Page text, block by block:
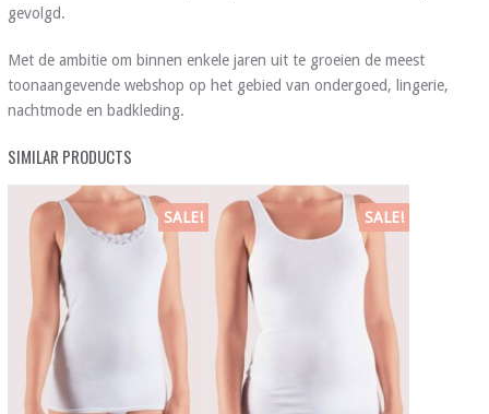
gevolgd.
Met de ambitie om binnen enkele jaren uit te groeien de meest
toonaangevende webshop op het gebied van ondergoed, lingerie,
nachtmode en badkleding.
SIMILAR PRODUCTS
SALE! SALE!